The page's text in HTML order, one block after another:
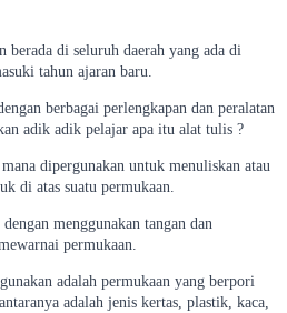
berada di seluruh daerah yang ada di
tahun ajaran baru.
berbagai perlengkapan dan peralatan
adik adik pelajar apa itu alat tulis ?
dipergunakan untuk menuliskan atau
di atas suatu permukaan.
menggunakan tangan dan
permukaan.
adalah permukaan yang berpori
adalah jenis kertas, plastik, kaca,